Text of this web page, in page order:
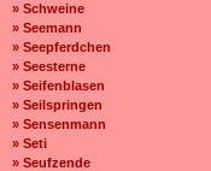
» Schweine
» Seemann
» Seepferdchen
» Seesterne
» Seifenblasen
» Seilspringen
» Sensenmann
» Seti
» Seufzende